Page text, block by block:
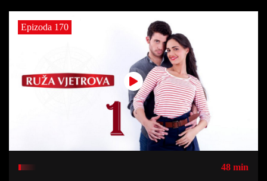
Epizoda 170
48 min